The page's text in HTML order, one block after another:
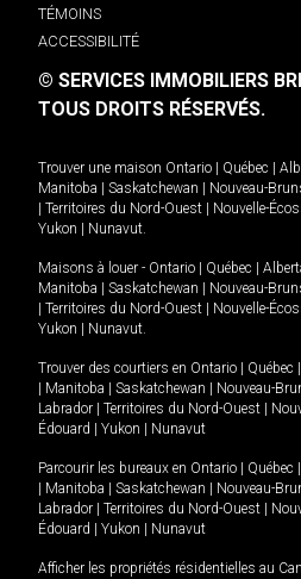
TÉMOINS
ACCESSIBILITÉ
© SERVICES IMMOBILIERS
TOUS DROITS RÉSERVÉS.
Trouver une maison Ontario Québec
Manitoba
Saskatchewan Nouveau-
Territoires du Nord-Ouest Nouvelle-
Yukon
Nunavut.
Maisons à louer - Ontario Québec
Manitoba
Saskatchewan Nouveau-
Territoires du Nord-Ouest Nouvelle-
Yukon
Nunavut.
Trouver des courtiers en Ontario Québec
Manitoba Saskatchewan Nouveau-
Labrador
Territoires du Nord-Ouest
Édouard
Yukon Nunavut
Parcourir les bureaux en Ontario Québec
Manitoba Saskatchewan Nouveau-
Labrador
Territoires du Nord-Ouest
Édouard
Yukon Nunavut
Afficher les propriétés résidentielles au